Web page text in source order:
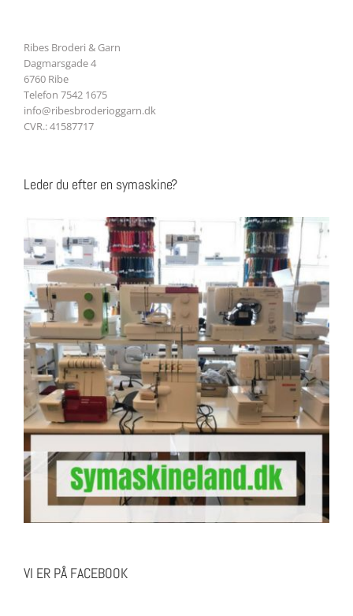
Ribes Broderi & Garn
Dagmarsgade 4
6760 Ribe
Telefon 7542 1675
info@ribesbroderioggarn.dk
CVR.: 41587717
Leder du efter en symaskine?
VI ER PÅ FACEBOOK